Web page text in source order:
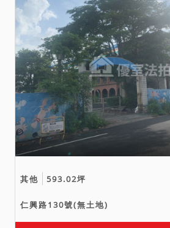
符、坐落位
求增減價金
其他 593.02坪
仁興路130號(無土地)